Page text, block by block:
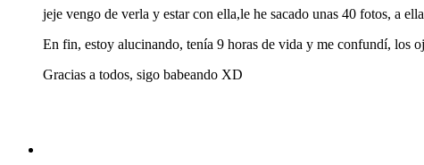
jeje vengo de verla y estar con ella,le he sacado unas 40 fotos, a
En fin, estoy alucinando, tenía 9 horas de vida y me confundí, los
Gracias a todos, sigo babeando XD